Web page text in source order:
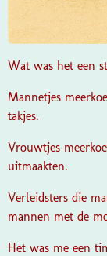
Wat was het een
Mannetjes
takjes.
Vrouwtjes
uitmaakten.
Verleidsters die
mannen met de
Het was me een